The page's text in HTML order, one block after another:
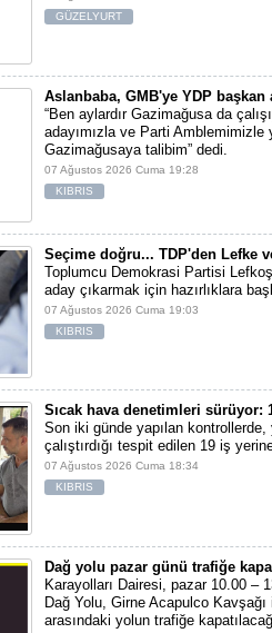
GÜZELYURT
Aslanbaba, GMB'ye YDP
“Ben aylardır Gazimağusa da
adayımızla ve Parti
Gazimağusaya talibim” dedi.
07 Ağustos 2026 Cuma 19:28
KIBRIS
Seçime doğru... TDP'den Lefke
Toplumcu Demokrasi Partisi
aday çıkarmak için hazırlıklara
07 Ağustos 2026 Cuma 19:03
KIBRIS
Sıcak hava denetimleri sürüyor:
Son iki günde yapılan
çalıştırdığı tespit edilen 19 iş
07 Ağustos 2026 Cuma 18:34
KIBRIS
Dağ yolu pazar günü trafiğe
Karayolları Dairesi, pazar 10.00 –
Dağ Yolu, Girne Acapulco Kavşağı
arasındaki yolun trafiğe